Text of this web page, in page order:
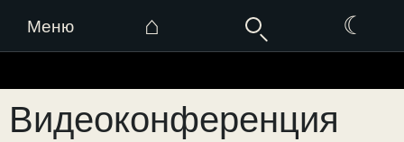
Меню ⌂ ☾
к
содержимому
Видеоконференция